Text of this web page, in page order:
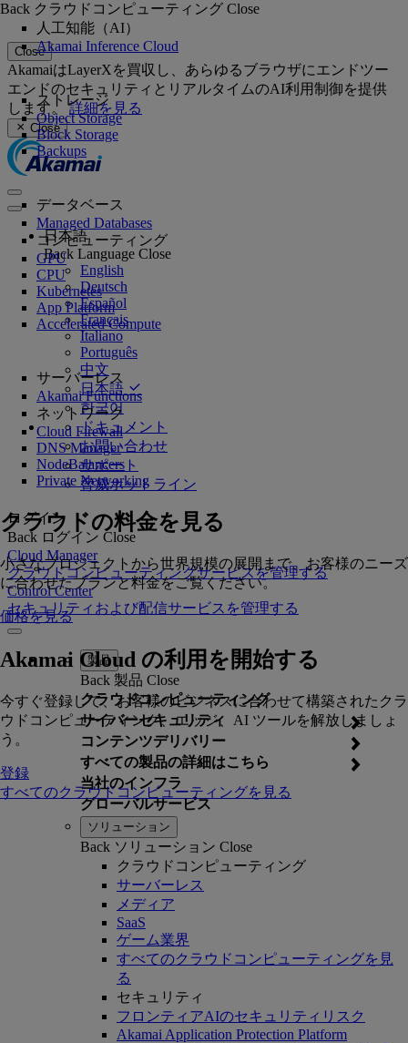
Close
AkamaiはLayerXを買収し、あらゆるブラウザにエンドツー
エンドのセキュリティとリアルタイムのAI利用制御を提供
します。詳細を見る
Close
日本語
Back Language Close
English
Deutsch
Español
Français
Italiano
Português
中文
日本語
한국어
ドキュメント
お問い合わせ
サポート
脅威ホットライン
ログイン
Back ログイン Close
Cloud Manager
クラウドコンピューティングサービスを管理する
Control Center
セキュリティおよび配信サービスを管理する
製品
Back 製品 Close
クラウドコンピューティング
サイバーセキュリティ
コンテンツデリバリー
すべての製品の詳細はこちら
当社のインフラ
グローバルサービス
Back クラウドコンピューティング Close
人工知能（AI）
Akamai Inference Cloud
ストレージ
Object Storage
Block Storage
Backups
データベース
Managed Databases
コンピューティング
GPU
CPU
Kubernetes
App Platform
Accelerated Compute
サーバーレス
Akamai Functions
ネットワーク
Cloud Firewall
DNS Manager
NodeBalancers
Private Networking
クラウドの料金を見る
小さなプロジェクトから世界規模の展開まで、お客様のニーズ
に合わせたプランと料金をご覧ください。
価格を見る
Akamai Cloud の利用を開始する
今すぐ登録して、お客様のビジネスに合わせて構築されたクラ
ウドコンピューティング、エッジ、AI ツールを解放しましょ
う。
登録
すべてのクラウドコンピューティングを見る
ソリューション
Back ソリューション Close
クラウドコンピューティング
サーバーレス
メディア
SaaS
ゲーム業界
すべてのクラウドコンピューティングを見
る
セキュリティ
フロンティアAIのセキュリティリスク
Akamai Application Protection Platform